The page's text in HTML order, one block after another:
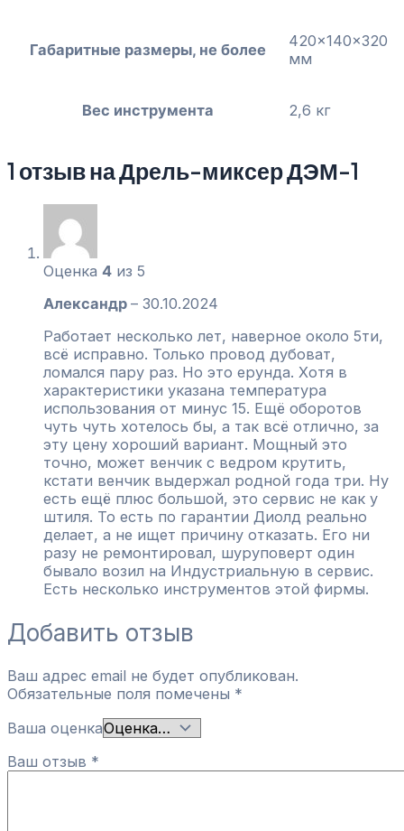
Габаритные размеры, не более
420x140x320
мм
Вес инструмента 2,6 кг
1 отзыв наДрель-миксер ДЭМ-1
Оценка 4 из 5
Александр – 30.10.2024
Работает несколько лет, наверное около 5ти,
всё исправно. Только провод дубоват,
ломался пару раз. Но это ерунда. Хотя в
характеристики указана температура
использования от минус 15. Ещё оборотов
чуть чуть хотелось бы, а так всё отлично, за
эту цену хороший вариант. Мощный это
точно, может венчик с ведром крутить,
кстати венчик выдержал родной года три. Ну
есть ещё плюс большой, это сервис не как у
штиля. То есть по гарантии Диолд реально
делает, а не ищет причину отказать. Его ни
разу не ремонтировал, шуруповерт один
бывало возил на Индустриальную в сервис.
Есть несколько инструментов этой фирмы.
Добавить отзыв
Ваш адрес email не будет опубликован.
Обязательные поля помечены *
Ваша оценка
Ваш отзыв *